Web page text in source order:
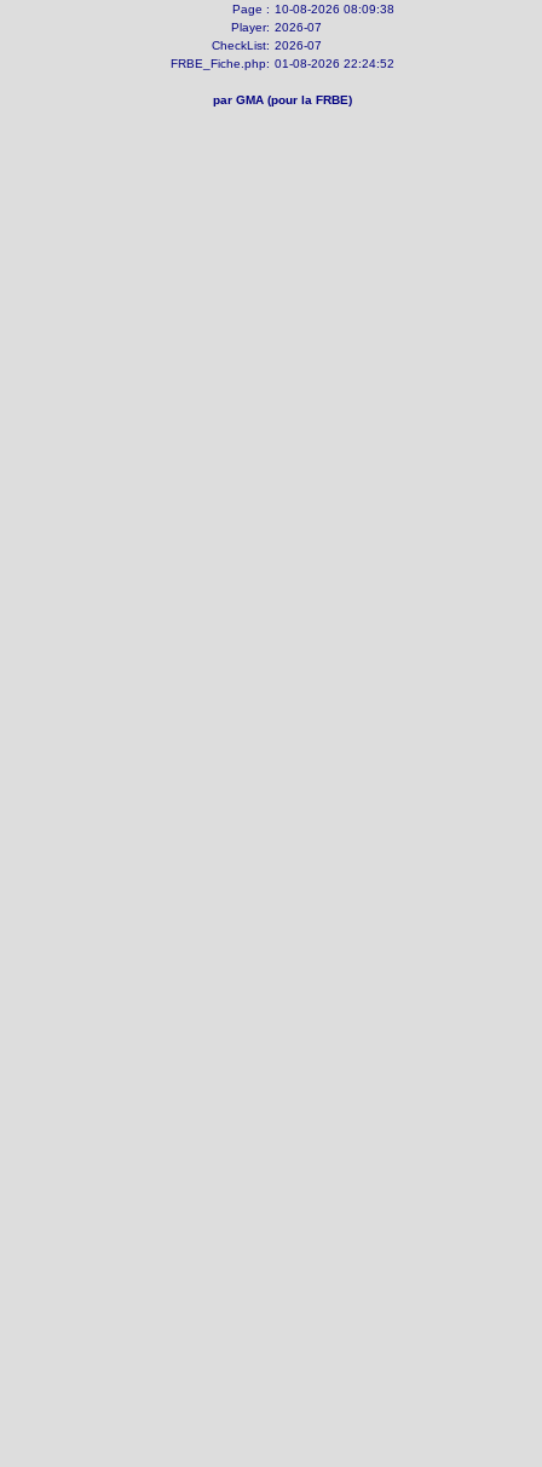
Page : 10-08-2026 08:09:38
Player: 2026-07
CheckList: 2026-07
FRBE_Fiche.php: 01-08-2026 22:24:52
par GMA (pour la FRBE)